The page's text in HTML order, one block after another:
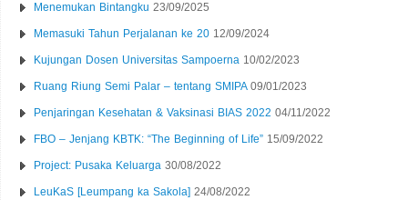
Menemukan Bintangku 23/09/2025
Memasuki Tahun Perjalanan ke 20 12/09/2024
Kujungan Dosen Universitas Sampoerna 10/02/2023
Ruang Riung Semi Palar – tentang SMIPA 09/01/2023
Penjaringan Kesehatan & Vaksinasi BIAS 2022 04/11/2022
FBO – Jenjang KBTK: “The Beginning of Life” 15/09/2022
Project: Pusaka Keluarga 30/08/2022
LeuKaS [Leumpang ka Sakola] 24/08/2022